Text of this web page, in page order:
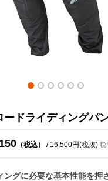
ードライディングパ
（税込） / 16,500円(税抜) 税
ングに必要な基本性能を押